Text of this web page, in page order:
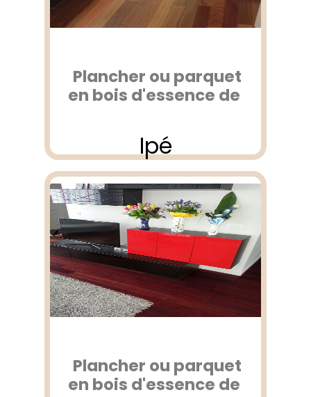
Plancher ou parquet
en bois d'essence de
Ipé
Plancher ou parquet
en bois d'essence de